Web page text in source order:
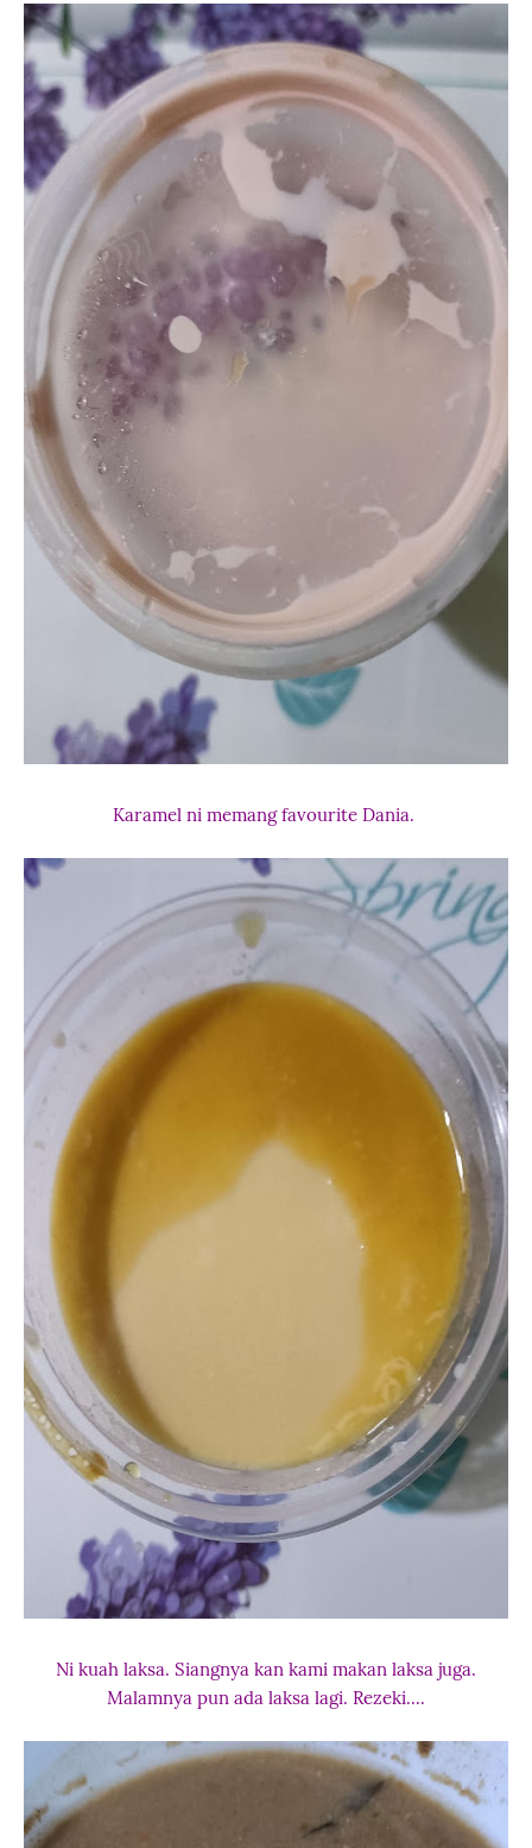
Karamel ni memang favourite Dania.
Ni kuah laksa. Siangnya kan kami makan laksa juga.
Malamnya pun ada laksa lagi. Rezeki....